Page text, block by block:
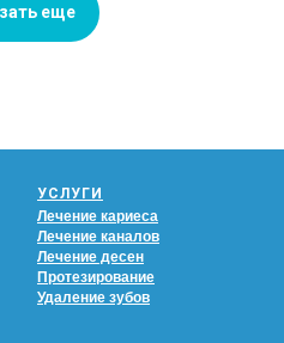
еще
УСЛУГИ
Лечение кариеса
Лечение каналов
Лечение десен
Протезирование
Удаление зубов